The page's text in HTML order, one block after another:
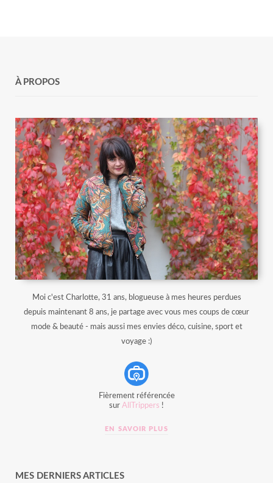
À PROPOS
Moi c'est Charlotte, 31 ans, blogueuse à mes heures perdues
depuis maintenant 8 ans, je partage avec vous mes coups de cœur
mode & beauté - mais aussi mes envies déco, cuisine, sport et
voyage :)
Fièrement référencée
sur AllTrippers !
EN SAVOIR PLUS
MES DERNIERS ARTICLES